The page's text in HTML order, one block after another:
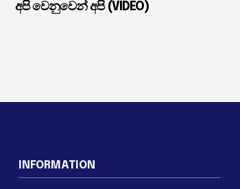
අපි වෙනුවෙන් අපි (VIDEO)
INFORMATION